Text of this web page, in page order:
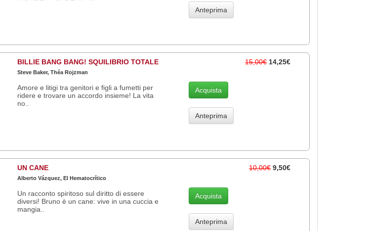
Anteprima
BILLIE BANG BANG! SQUILIBRIO TOTALE
Steve Baker, Théa Rojzman
Amore e litigi tra genitori e figli a fumetti per
ridere e trovare un accordo insieme! La vita
no..
15,00€ 14,25€
Acquista
Anteprima
UN CANE
Alberto Vázquez, El Hematocrítico
Un racconto spiritoso sul diritto di essere
diversi! Bruno è un cane: vive in una cuccia e
mangia..
10,00€ 9,50€
Acquista
Anteprima